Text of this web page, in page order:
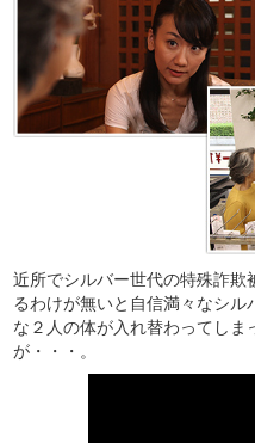
近所でシルバー世代の特殊詐
るわけが無いと自信満々なシ
な２人の体が入れ替わってし
が・・・。